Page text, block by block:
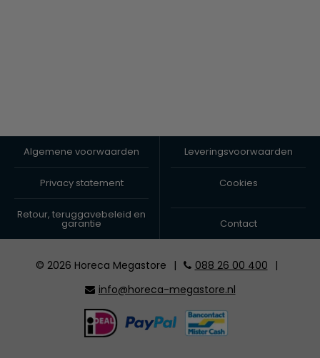
Algemene voorwaarden Leveringsvoorwaarden
Privacy statement Cookies
Retour, teruggavebeleid en
garantie Contact
© 2026 Horeca Megastore | 088 26 00 400
|
info@horeca-megastore.nl